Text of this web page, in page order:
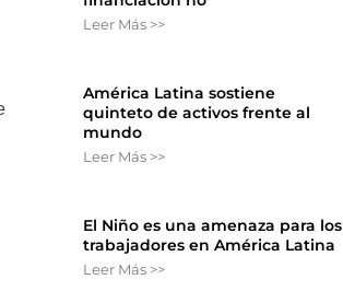
Leer Más >>
América Latina sostiene
quinteto de activos frente al
mundo
Leer Más >>
El Niño es una amenaza para los
trabajadores en América Latina
Leer Más >>